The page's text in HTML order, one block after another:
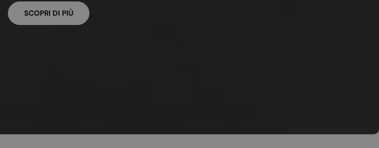
SCOPRI DI PIÙ